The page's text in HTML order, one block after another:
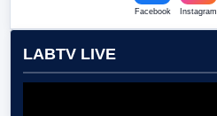
Facebook Instagram
LABTV LIVE